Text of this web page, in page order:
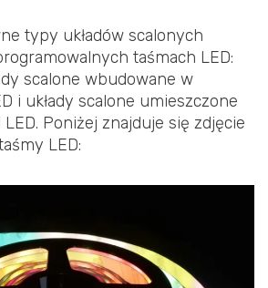
typy układów scalonych
taśmach LED:
scalone wbudowane w
i układy scalone umieszczone
Poniżej znajduje się zdjęcie
LED: